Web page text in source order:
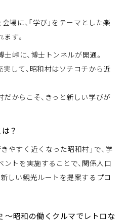
場に、「学び」をテーマとした楽
す。
峠に、博士トンネルが開通。
して、昭和村はソチコチから近
からこそ、きっと新しい学びが
？
やすく近くなった昭和村」で、学
ントを実施することで、関係人口
しい観光ルートを提案するプロ
～昭和の働くクルマでレトロな